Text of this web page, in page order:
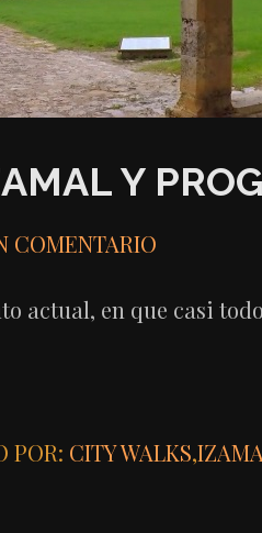
Y
COMENTARIO
actual, en que casi
POR: CITY WALKS,